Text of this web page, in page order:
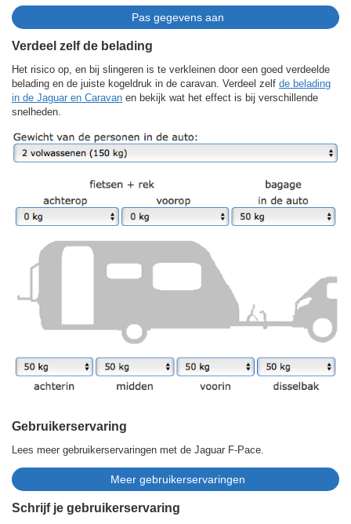
Verdeel zelf de belading
Het risico op, en bij slingeren is te verkleinen door een goed verdeelde
belading en de juiste kogeldruk in de caravan. Verdeel zelf de belading
in de Jaguar en Caravan en bekijk wat het effect is bij verschillende
snelheden.
Gebruikerservaring
Lees meer gebruikerservaringen met de Jaguar F-Pace.
Schrijf je gebruikerservaring